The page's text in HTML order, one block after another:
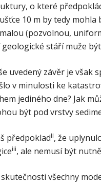
o které
10 m by tedy mohla
(pozvolnou,
geologické stáří muže
uvedený závěr je však
v minulosti ke
jediného dne? Jak
být pod vrstvy
předpokladii, že
iii, ale nemusí být
skutečnosti všechny